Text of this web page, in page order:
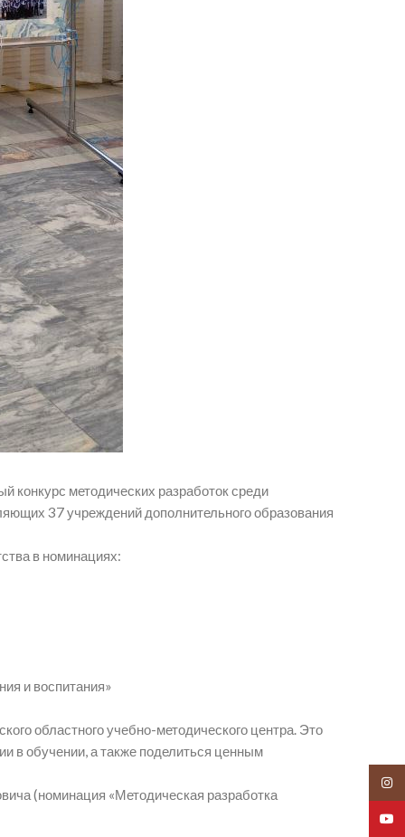
конкурс методических разработок среди
37 учреждений дополнительного образования
в номинациях:​
и воспитания»
областного учебно-методического центра. Это
в обучении, а также поделиться ценным
(номинация «Методическая разработка